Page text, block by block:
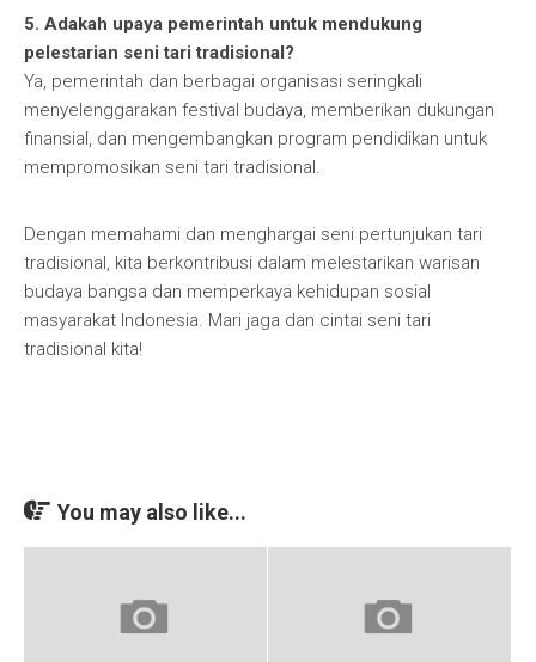
5. Adakah upaya pemerintah untuk mendukung
pelestarian seni tari tradisional?
Ya, pemerintah dan berbagai organisasi seringkali
menyelenggarakan festival budaya, memberikan dukungan
finansial, dan mengembangkan program pendidikan untuk
mempromosikan seni tari tradisional.
Dengan memahami dan menghargai seni pertunjukan tari
tradisional, kita berkontribusi dalam melestarikan warisan
budaya bangsa dan memperkaya kehidupan sosial
masyarakat Indonesia. Mari jaga dan cintai seni tari
tradisional kita!
You may also like...